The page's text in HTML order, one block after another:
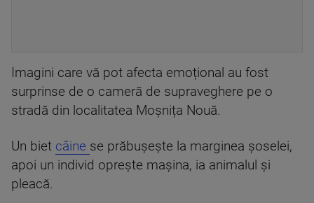
Imagini care vă pot afecta emoțional au fost
surprinse de o cameră de supraveghere pe o
stradă din localitatea Moșnița Nouă.
Un biet câine se prăbușește la marginea șoselei,
apoi un individ oprește mașina, ia animalul și
pleacă.